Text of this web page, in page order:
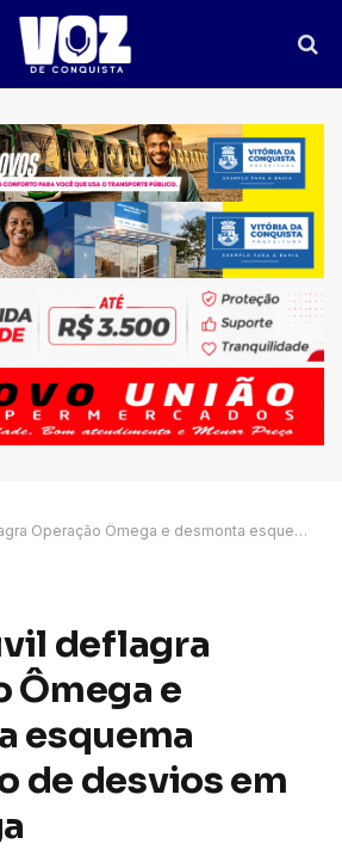
Ômega e desmonta esquema milionário de desvios em Itapetinga
deflagra
Ômega e
esquema
de desvios em